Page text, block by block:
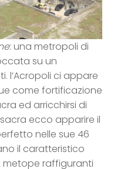
: una metropoli di
su un
l’Acropoli ci appare
come fortificazione
ed arricchirsi di
ecco apparire il
nelle sue 46
il caratteristico
metope raffiguranti